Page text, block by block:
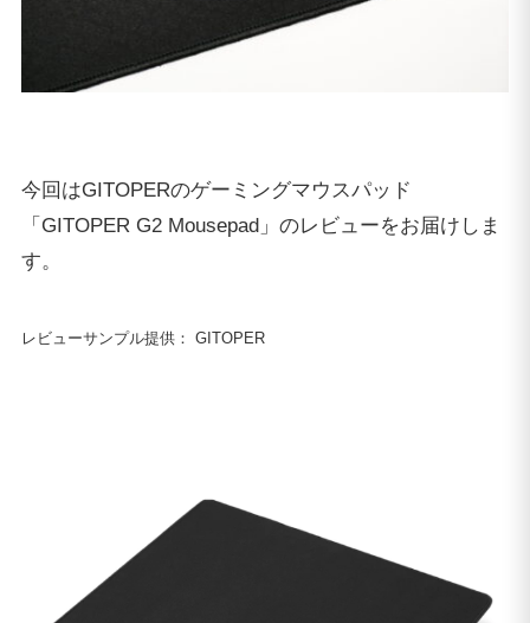
今回はGITOPERのゲーミングマウスパッド
「GITOPER G2 Mousepad」のレビューをお届けしま
す。
レビューサンプル提供： GITOPER